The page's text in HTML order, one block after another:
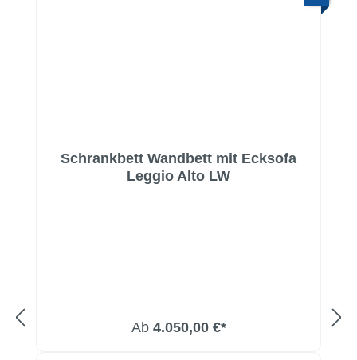
Schrankbett Wandbett mit Ecksofa
Leggio Alto LW
Ab 4.050,00 €*